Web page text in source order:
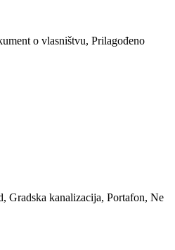
o vlasništvu, Prilagođeno
Gradska kanalizacija, Portafon, Ne